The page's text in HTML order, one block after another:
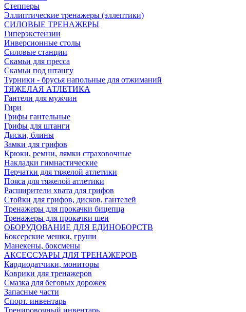
Степперы
Эллиптические тренажеры (эллептики)
СИЛОВЫЕ ТРЕНАЖЕРЫ
Гиперэкстензии
Инверсионные столы
Силовые станции
Скамьи для пресса
Скамьи под штангу
Турники - брусья напольные для отжиманий
ТЯЖЕЛАЯ АТЛЕТИКА
Гантели для мужчин
Гири
Грифы гантельные
Грифы для штанги
Диски, блины
Замки для грифов
Крюки, ремни, лямки страховочные
Накладки гимнастические
Перчатки для тяжелой атлетики
Пояса для тяжелой атлетики
Расширители хвата для грифов
Стойки для грифов, дисков, гантелей
Тренажеры для прокачки бицепца
Тренажеры для прокачки шеи
ОБОРУДОВАНИЕ ДЛЯ ЕДИНОБОРСТВ
Боксерские мешки, груши
Манекены, боксмены
АКСЕССУАРЫ ДЛЯ ТРЕНАЖЕРОВ
Кардиодатчики, мониторы
Коврики для тренажеров
Смазка для беговых дорожек
Запасные части
Спорт. инвентарь
Тренировочный инвентарь